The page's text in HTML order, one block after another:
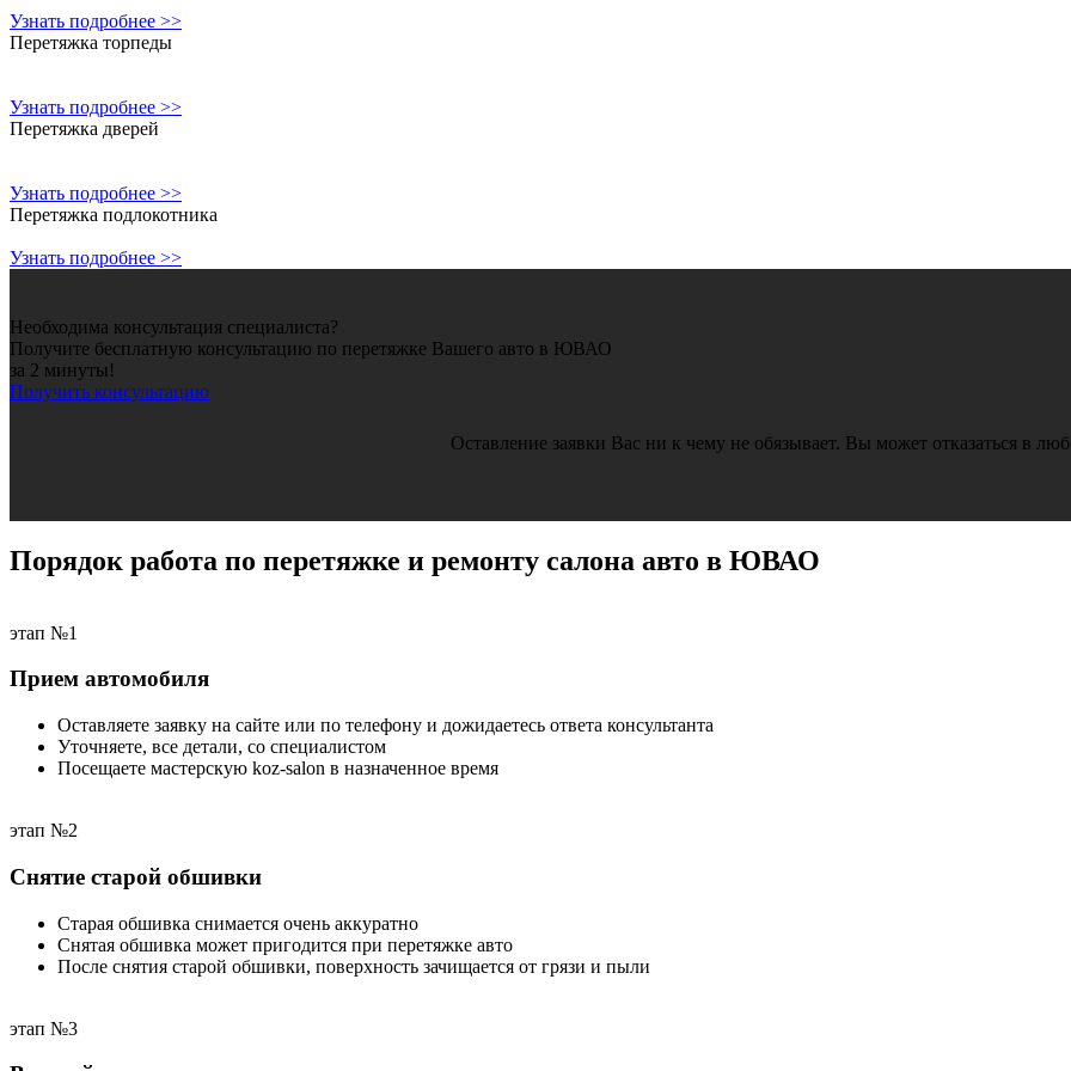
Узнать подробнее >>
Перетяжка торпеды
Узнать подробнее >>
Перетяжка дверей
Узнать подробнее >>
Перетяжка подлокотника
Узнать подробнее >>
Необходима консультация специалиста?
Получите бесплатную консультацию по перетяжке Вашего авто в ЮВАО
за 2 минуты!
Получить консультацию
Оставление заявки Вас ни к чему не обязывает. Вы может отказаться в
Порядок работа по перетяжке и ремонту салона авто в ЮВАО
этап №1
Прием автомобиля
Оставляете заявку на сайте или по телефону и дожидаетесь ответа консультанта
Уточняете, все детали, со специалистом
Посещаете мастерскую koz-salon в назначенное время
этап №2
Снятие старой обшивки
Старая обшивка снимается очень аккуратно
Снятая обшивка может пригодится при перетяжке авто
После снятия старой обшивки, поверхность зачищается от грязи и пыли
этап №3